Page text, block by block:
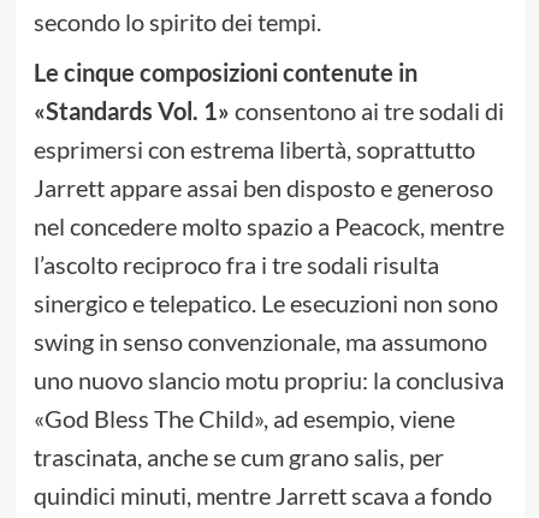
secondo lo spirito dei tempi.
Le cinque composizioni contenute in
«Standards Vol. 1» consentono ai tre sodali di
esprimersi con estrema libertà, soprattutto
Jarrett appare assai ben disposto e generoso
nel concedere molto spazio a Peacock, mentre
l’ascolto reciproco fra i tre sodali risulta
sinergico e telepatico. Le esecuzioni non sono
swing in senso convenzionale, ma assumono
uno nuovo slancio motu propriu: la conclusiva
«God Bless The Child», ad esempio, viene
trascinata, anche se cum grano salis, per
quindici minuti, mentre Jarrett scava a fondo